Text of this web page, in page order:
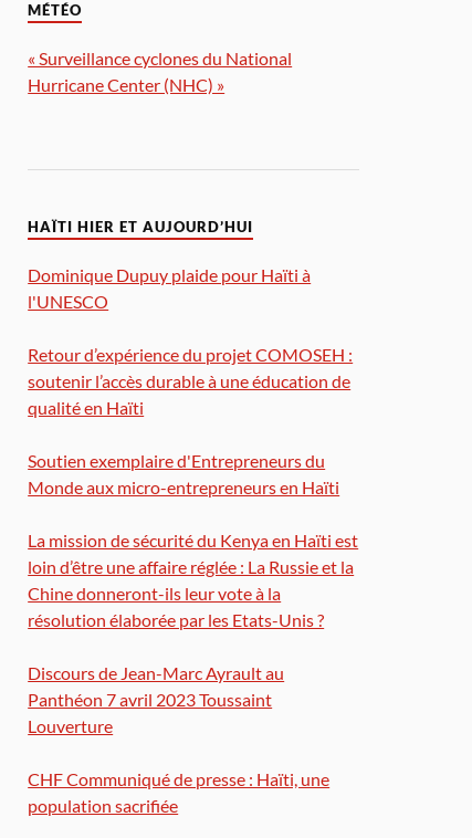
MÉTÉO
« Surveillance cyclones du National
Hurricane Center (NHC) »
HAÏTI HIER ET AUJOURD’HUI
Dominique Dupuy plaide pour Haïti à
l'UNESCO
Retour d’expérience du projet COMOSEH :
soutenir l’accès durable à une éducation de
qualité en Haïti
Soutien exemplaire d'Entrepreneurs du
Monde aux micro-entrepreneurs en Haïti
La mission de sécurité du Kenya en Haïti est
loin d’être une affaire réglée : La Russie et la
Chine donneront-ils leur vote à la
résolution élaborée par les Etats-Unis ?
Discours de Jean-Marc Ayrault au
Panthéon 7 avril 2023 Toussaint
Louverture
CHF Communiqué de presse : Haïti, une
population sacrifiée